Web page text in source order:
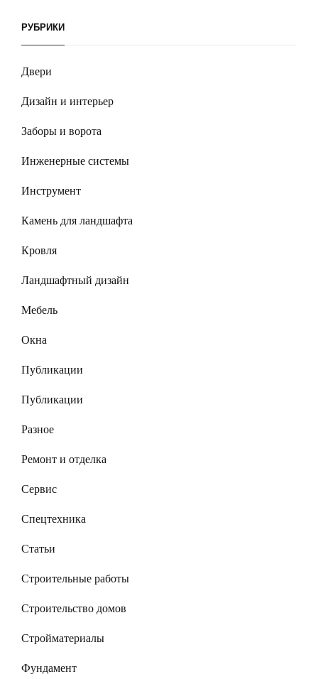
РУБРИКИ
Двери
Дизайн и интерьер
Заборы и ворота
Инженерные системы
Инструмент
Камень для ландшафта
Кровля
Ландшафтный дизайн
Мебель
Окна
Публикации
Публикации
Разное
Ремонт и отделка
Сервис
Спецтехника
Статьи
Строительные работы
Строительство домов
Стройматериалы
Фундамент